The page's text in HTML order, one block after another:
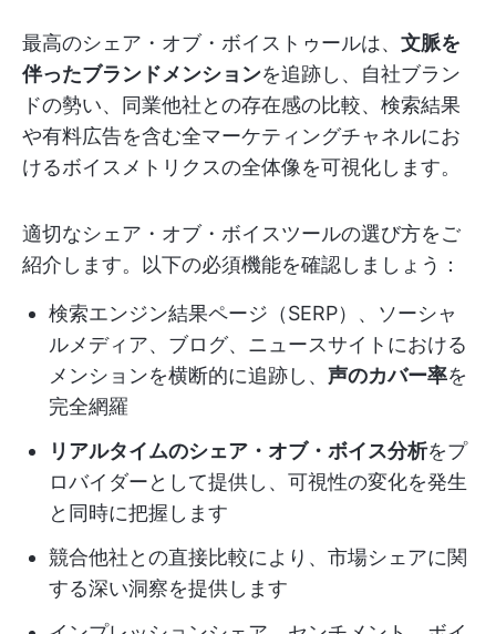
最高のシェア・オブ・ボイストゥールは、 文脈を
伴ったブランドメンションを追跡し、自社ブラン
ドの勢い、同業他社との存在感の比較、検索結果
や有料広告を含む全マーケティングチャネルにお
けるボイスメトリクスの全体像を可視化します。
適切なシェア・オブ・ボイスツールの選び方をご
紹介します。以下の必須機能を確認しましょう：
検索エンジン結果ページ（SERP）、ソーシャ
ルメディア、ブログ、ニュースサイトにおける
メンションを横断的に追跡し、 声のカバー率を
完全網羅
リアルタイムのシェア・オブ・ボイス分析をプ
ロバイダーとして提供し、可視性の変化を発生
と同時に把握します
競合他社との直接比較により、市場シェアに関
する深い洞察を提供します